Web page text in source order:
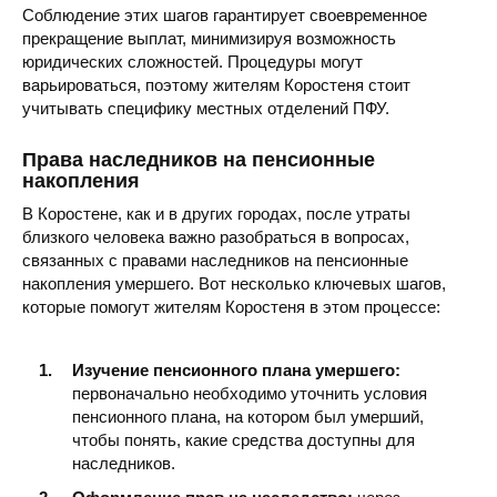
Соблюдение этих шагов гарантирует своевременное
прекращение выплат, минимизируя возможность
юридических сложностей. Процедуры могут
варьироваться, поэтому жителям Коростеня стоит
учитывать специфику местных отделений ПФУ.
Права наследников на пенсионные
накопления
В Коростене, как и в других городах, после утраты
близкого человека важно разобраться в вопросах,
связанных с правами наследников на пенсионные
накопления умершего. Вот несколько ключевых шагов,
которые помогут жителям Коростеня в этом процессе:
Изучение пенсионного плана умершего:
первоначально необходимо уточнить условия
пенсионного плана, на котором был умерший,
чтобы понять, какие средства доступны для
наследников.